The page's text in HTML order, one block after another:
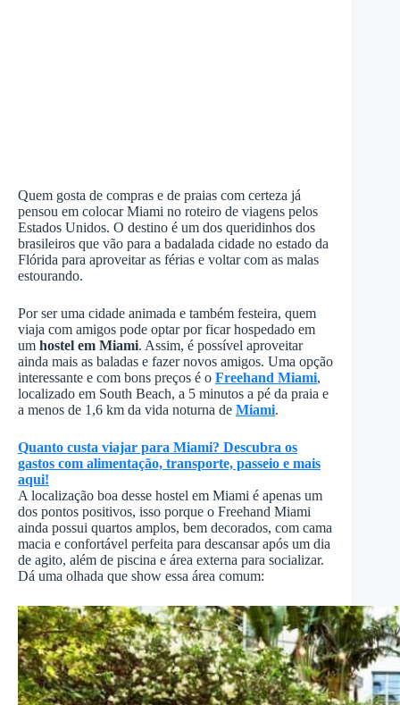
Quem gosta de compras e de praias com certeza já
pensou em colocar Miami no roteiro de viagens pelos
Estados Unidos. O destino é um dos queridinhos dos
brasileiros que vão para a badalada cidade no estado da
Flórida para aproveitar as férias e voltar com as malas
estourando.
Por ser uma cidade animada e também festeira, quem
viaja com amigos pode optar por ficar hospedado em
um hostel em Miami. Assim, é possível aproveitar
ainda mais as baladas e fazer novos amigos. Uma opção
interessante e com bons preços é o Freehand Miami,
localizado em South Beach, a 5 minutos a pé da praia e
a menos de 1,6 km da vida noturna de Miami.
Quanto custa viajar para Miami? Descubra os
gastos com alimentação, transporte, passeio e mais
aqui!
A localização boa desse hostel em Miami é apenas um
dos pontos positivos, isso porque o Freehand Miami
ainda possui quartos amplos, bem decorados, com cama
macia e confortável perfeita para descansar após um dia
de agito, além de piscina e área externa para socializar.
Dá uma olhada que show essa área comum: